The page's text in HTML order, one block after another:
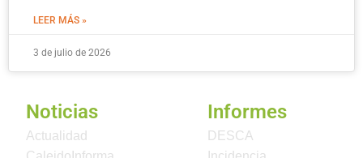
LEER MÁS »
3 de julio de 2026
Noticias
Actualidad
Informes
DESCA